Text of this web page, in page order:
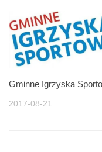
Gminne Igrzyska
2017-08-21